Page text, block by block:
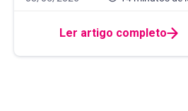
Ler artigo completo